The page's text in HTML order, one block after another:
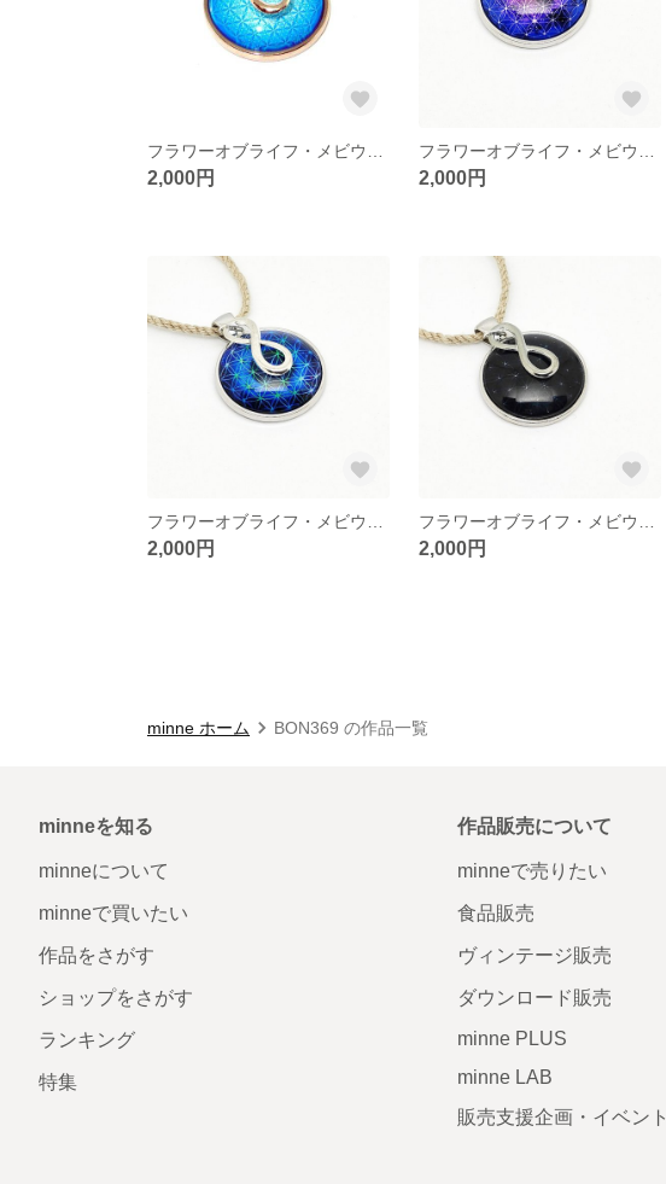
2,000円 2,000円
2,000円 2,000円
minne ホーム BON369 の作品一覧
minneを知る
minneについて
minneで買いたい
作品をさがす
ショップをさがす
ランキング
特集
作品販売について
minneで売りたい
食品販売
ヴィンテージ販売
ダウンロード販売
minne PLUS
minne LAB
販売支援企画・イベント